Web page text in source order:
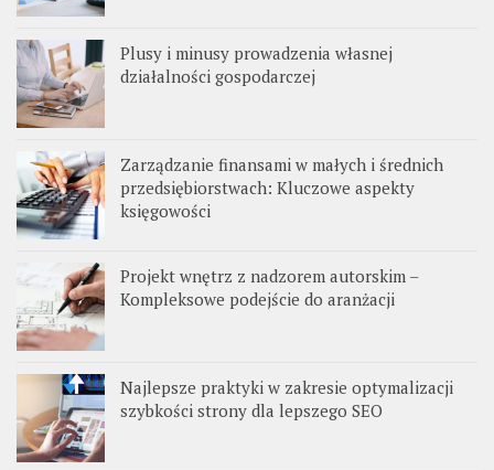
Plusy i minusy prowadzenia własnej
działalności gospodarczej
Zarządzanie finansami w małych i średnich
przedsiębiorstwach: Kluczowe aspekty
księgowości
Projekt wnętrz z nadzorem autorskim –
Kompleksowe podejście do aranżacji
Najlepsze praktyki w zakresie optymalizacji
szybkości strony dla lepszego SEO